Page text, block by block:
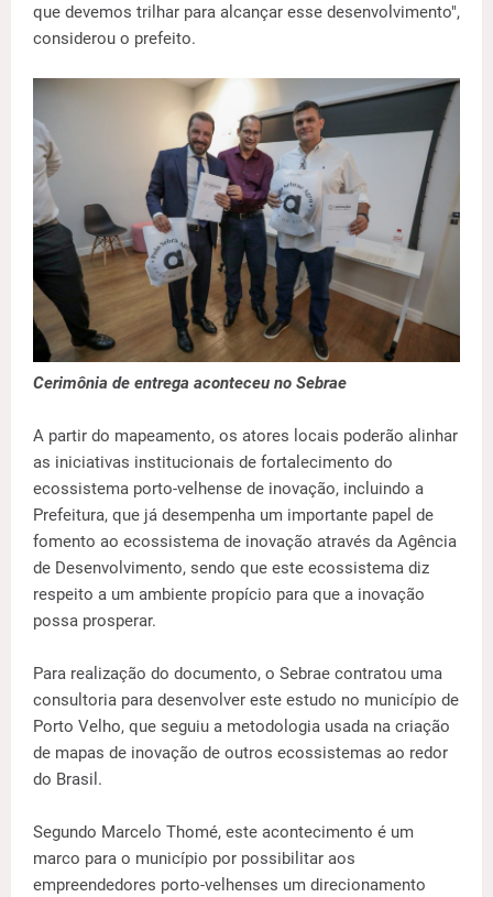
que devemos trilhar para alcançar esse desenvolvimento",
considerou o prefeito.
Cerimônia de entrega aconteceu no Sebrae
A partir do mapeamento, os atores locais poderão alinhar
as iniciativas institucionais de fortalecimento do
ecossistema porto-velhense de inovação, incluindo a
Prefeitura, que já desempenha um importante papel de
fomento ao ecossistema de inovação através da Agência
de Desenvolvimento, sendo que este ecossistema diz
respeito a um ambiente propício para que a inovação
possa prosperar.
Para realização do documento, o Sebrae contratou uma
consultoria para desenvolver este estudo no município de
Porto Velho, que seguiu a metodologia usada na criação
de mapas de inovação de outros ecossistemas ao redor
do Brasil.
Segundo Marcelo Thomé, este acontecimento é um
marco para o município por possibilitar aos
empreendedores porto-velhenses um direcionamento